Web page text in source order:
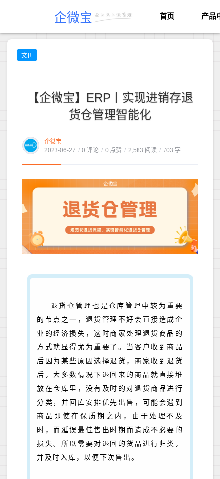
企微宝 首页 产品
文刊
【企微宝】ERP丨实现进销存退
货仓管理智能化
企微宝
2023-06-27 / 0 评论 / 0 点赞 / 2,583 阅读 / 703 字
退货仓管理也是仓库管理中较为重要
的节点之一，退货管理不好会直接造成企
业的经济损失，这时商家处理退货商品的
方式就显得尤为重要了。当客户收到商品
后因为某些原因选择退货，商家收到退货
后，大多数情况下退回来的商品就直接堆
放在仓库里，没有及时的对退货商品进行
分类，并回库安排优先出售，可能会遇到
商品即使在保质期之内，由于处理不及
时，而延误最佳售出时期而造成不必要的
损失。所以需要对退回的货品进行归类，
并及时入库，以便下次售出。